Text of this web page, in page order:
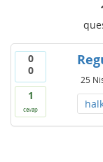
0
0
1
cevap
25